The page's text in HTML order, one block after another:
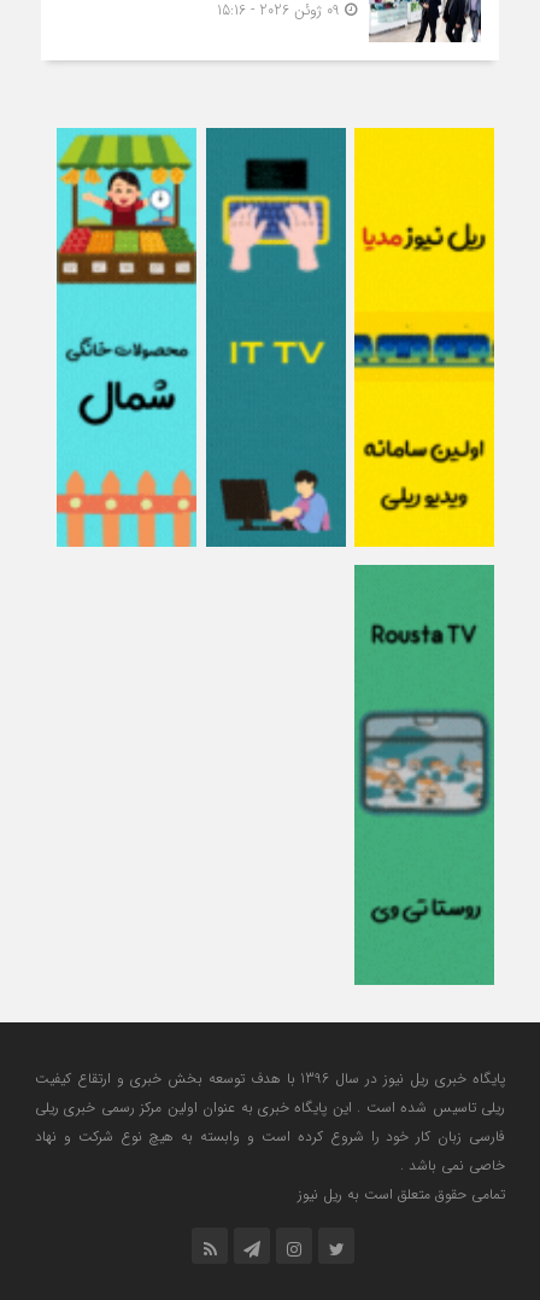
پایگاه خبری ریل نیوز در سال 1396 با هدف توسعه بخش خبری و ارتقاع کیفیت
ریلی تاسیس شده است . این پایگاه خبری به عنوان اولین مرکز رسمی خبری ریلی
فارسی زبان کار خود را شروع کرده است و وابسته به هیچ نوع شرکت و نهاد
خاصی نمی باشد .
تمامی حقوق متعلق است به ریل نیوز